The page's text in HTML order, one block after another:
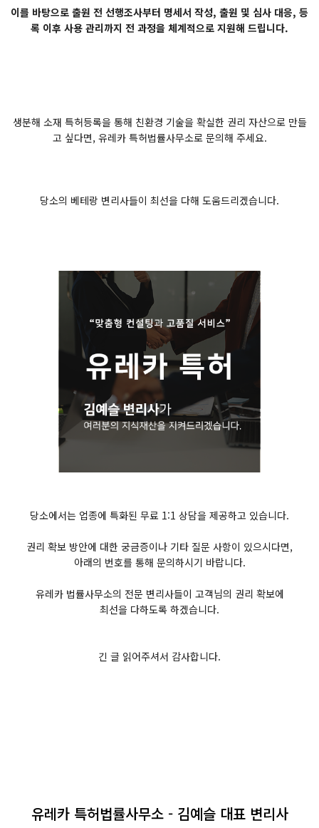
이를 바탕으로 출원 전 선행조사부터 명세서 작성, 출원 및 심사 대응, 등
록 이후 사용 관리까지 전 과정을 체계적으로 지원해 드립니다.
생분해 소재 특허등록을 통해 친환경 기술을 확실한 권리 자산으로 만들
고 싶다면, 유레카 특허법률사무소로 문의해 주세요.
당소의 베테랑 변리사들이 최선을 다해 도움드리겠습니다.
당소에서는 업종에 특화된 무료 1:1 상담을 제공하고 있습니다.
권리 확보 방안에 대한 궁금증이나 기타 질문 사항이 있으시다면,
아래의 번호를 통해 문의하시기 바랍니다.
유레카 법률사무소의 전문 변리사들이 고객님의 권리 확보에
최선을 다하도록 하겠습니다.
긴 글 읽어주셔서 감사합니다.
유레카 특허법률사무소 - 김예슬 대표 변리사